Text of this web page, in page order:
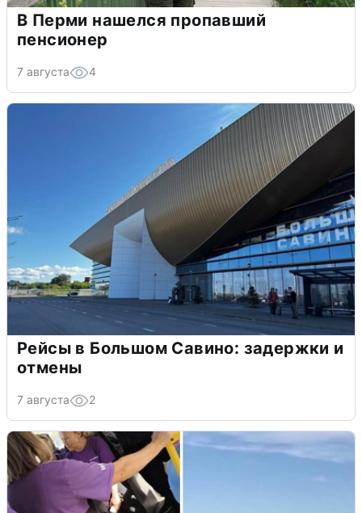
В Перми нашелся пропавший
пенсионер
7 августа 4
Рейсы в Большом Савино: задержки и
отмены
7 августа 2